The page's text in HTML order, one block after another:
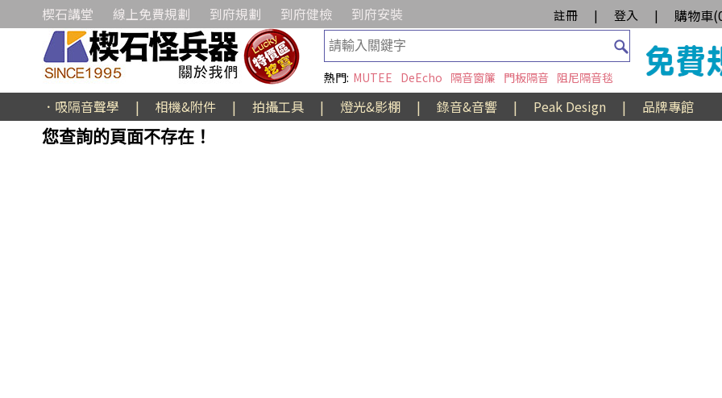
楔石講堂 線上免費規劃 到府規劃 到府健檢 到府安裝 註冊 | 登入 | 購物車(
熱門: MUTEE DeEcho 隔音窗簾 門板隔音 阻尼隔音毯
．吸隔音聲學 | 相機&附件 | 拍攝工具 | 燈光&影棚 | 錄音&音響 | Peak Design |
品牌專館
您查詢的頁面不存在！